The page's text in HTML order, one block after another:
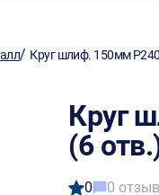
/ Круг шлиф. 150мм P240
Круг
(6
0 0